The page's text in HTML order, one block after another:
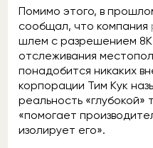
Помимо этого, в
сообщал, что компания
шлем с разрешением 8K
отслеживания
понадобится никаких
корпорации Тим Кук
реальность «глубокой»
«помогает
изолирует его».